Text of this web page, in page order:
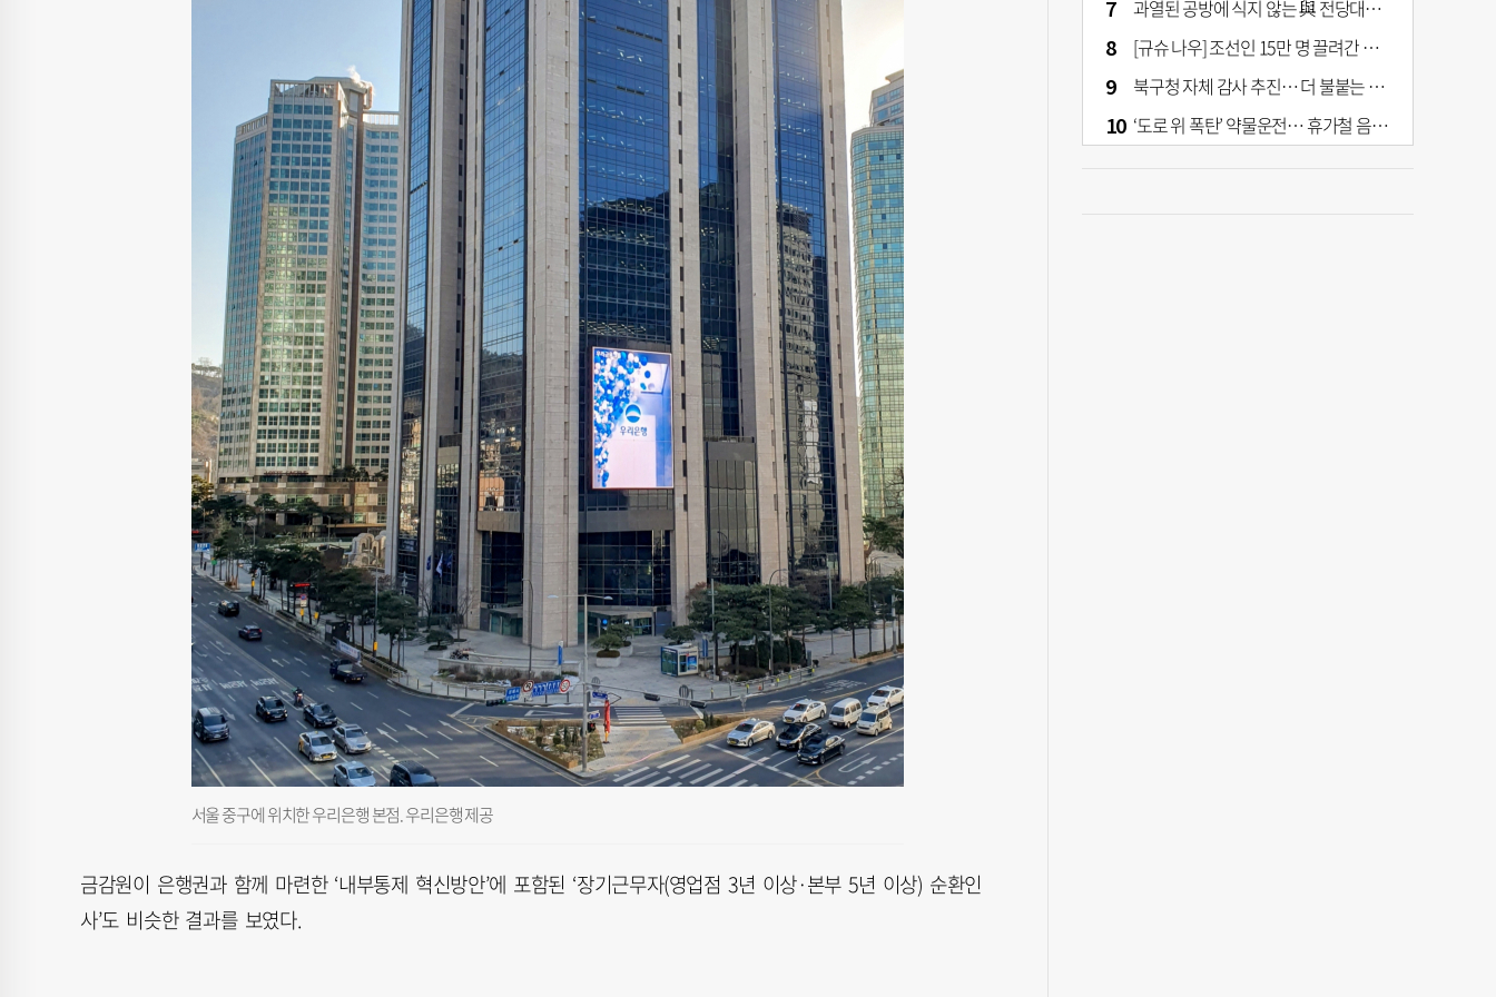
서울 중구에 위치한 우리은행 본점. 우리은행 제공
금감원이 은행권과 함께 마련한 ‘내부통제 혁신방안’에 포함된 ‘장기근무자(영업점 3년 이상·본부 5년 이상) 순환인
사’도 비슷한 결과를 보였다.
과열된 공방에 식지 않는 與 전당대회… 호남·수도권 집중하는 후보들
[규슈 나우] 조선인 15만 명 끌려간 치쿠호 탄광… 대를 이은 진실 캐기
북구청 자체 감사 추진… 더 불붙는 북구 신청사 갈등
‘도로 위 폭탄’ 약물운전… 휴가철 음주와 병행 단속 [교통안전, 시민이 만든다]